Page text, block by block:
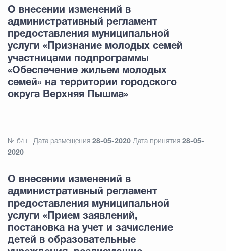
О внесении изменений в
административный регламент
предоставления муниципальной
услуги «Признание молодых семей
участницами подпрограммы
«Обеспечение жильем молодых
семей» на территории городского
округа Верхняя Пышма»
№ б/н Дата размещения 28-05-2020 Дата принятия 28-05-
2020
О внесении изменений в
административный регламент
предоставления муниципальной
услуги «Прием заявлений,
постановка на учет и зачисление
детей в образовательные